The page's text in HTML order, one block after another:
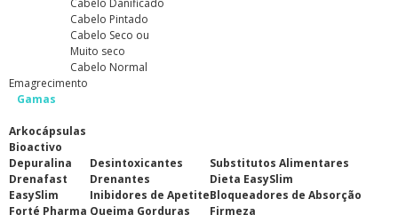
Cabelo Danificado
Cabelo Pintado
Cabelo Seco ou
Muito seco
Cabelo Normal
Emagrecimento
Gamas
Arkocápsulas
Bioactivo
Depuralina
Drenafast
EasySlim
Forté Pharma
Desintoxicantes
Drenantes
Inibidores de Apetite
Queima Gorduras
Substitutos Alimentares
Dieta EasySlim
Bloqueadores de Absorção
Firmeza